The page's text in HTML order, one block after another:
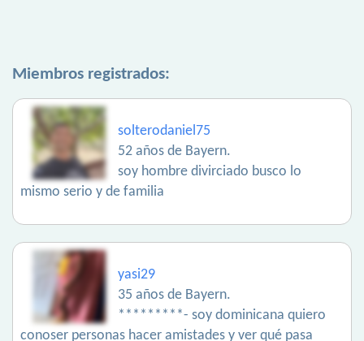
Miembros registrados:
solterodaniel75
52 años de Bayern.
soy hombre divirciado busco lo
mismo serio y de familia
yasi29
35 años de Bayern.
*********- soy dominicana quiero
conoser personas hacer amistades y ver qué pasa